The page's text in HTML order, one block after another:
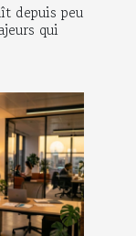
depuis peu
qui